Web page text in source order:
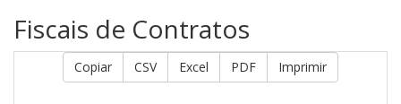
Fiscais de Contratos
Copiar CSV Excel PDF Imprimir